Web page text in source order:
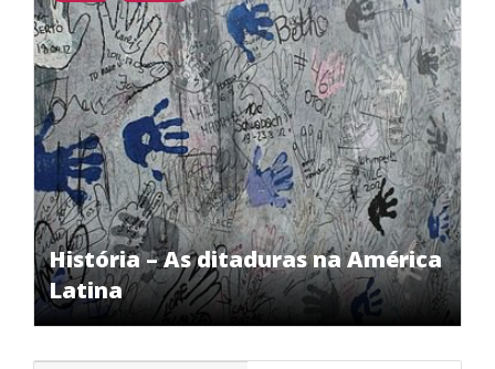
História – As ditaduras na América
Latina